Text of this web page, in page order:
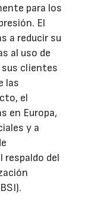
para los
El
a reducir su
al uso de
sus clientes
las
el
en Europa,
y a
respaldo del